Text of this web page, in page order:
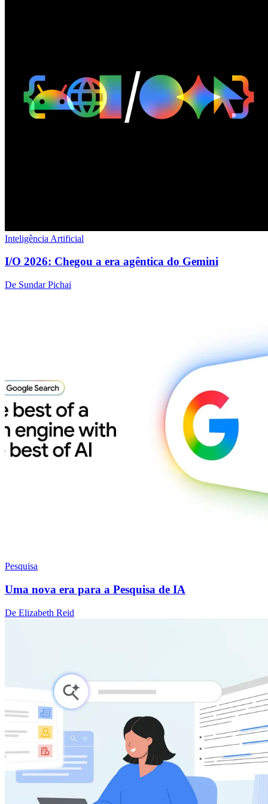
Inteligência Artificial
I/O 2026: Chegou a era agêntica do Gemini
De Sundar Pichai
Pesquisa
Uma nova era para a Pesquisa de IA
De Elizabeth Reid